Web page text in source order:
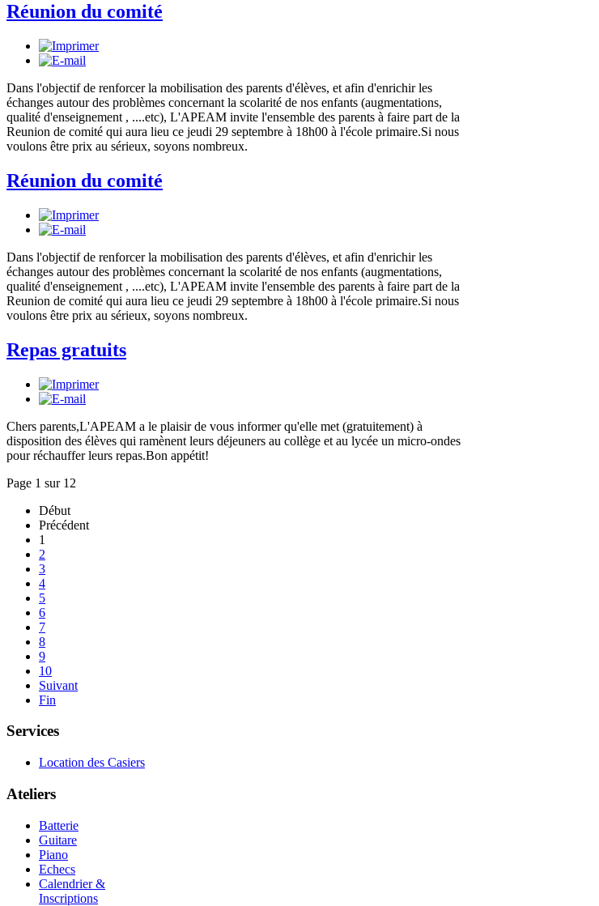
Réunion du comité
Dans l'objectif de renforcer la mobilisation des parents d'élèves, et afin d'enrichir les
échanges autour des problèmes concernant la scolarité de nos enfants (augmentations,
qualité d'enseignement , ....etc), L'APEAM invite l'ensemble des parents à faire part de la
Reunion de comité qui aura lieu ce jeudi 29 septembre à 18h00 à l'école primaire.Si nous
voulons être prix au sérieux, soyons nombreux.
Réunion du comité
Dans l'objectif de renforcer la mobilisation des parents d'élèves, et afin d'enrichir les
échanges autour des problèmes concernant la scolarité de nos enfants (augmentations,
qualité d'enseignement , ....etc), L'APEAM invite l'ensemble des parents à faire part de la
Reunion de comité qui aura lieu ce jeudi 29 septembre à 18h00 à l'école primaire.Si nous
voulons être prix au sérieux, soyons nombreux.
Repas gratuits
Chers parents,L'APEAM a le plaisir de vous informer qu'elle met (gratuitement) à
disposition des élèves qui ramènent leurs déjeuners au collège et au lycée un micro-ondes
pour réchauffer leurs repas.Bon appétit!
Page 1 sur 12
Début
Précédent
1
2
3
4
5
6
7
8
9
10
Suivant
Fin
Services
Location des Casiers
Ateliers
Batterie
Guitare
Piano
Echecs
Calendrier &
Inscriptions